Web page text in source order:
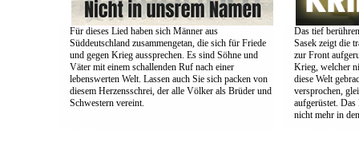
Für dieses Lied haben sich Männer aus
Süddeutschland zusammengetan, die sich für Friede
und gegen Krieg aussprechen. Es sind Söhne und
Väter mit einem schallenden Ruf nach einer
lebenswerten Welt. Lassen auch Sie sich packen von
diesem Herzensschrei, der alle Völker als Brüder und
Schwestern vereint.
Das tief
Sasek zeigt die
zur Front
Krieg, welcher
diese Welt
versprochen,
aufgerüstet.
nicht mehr in